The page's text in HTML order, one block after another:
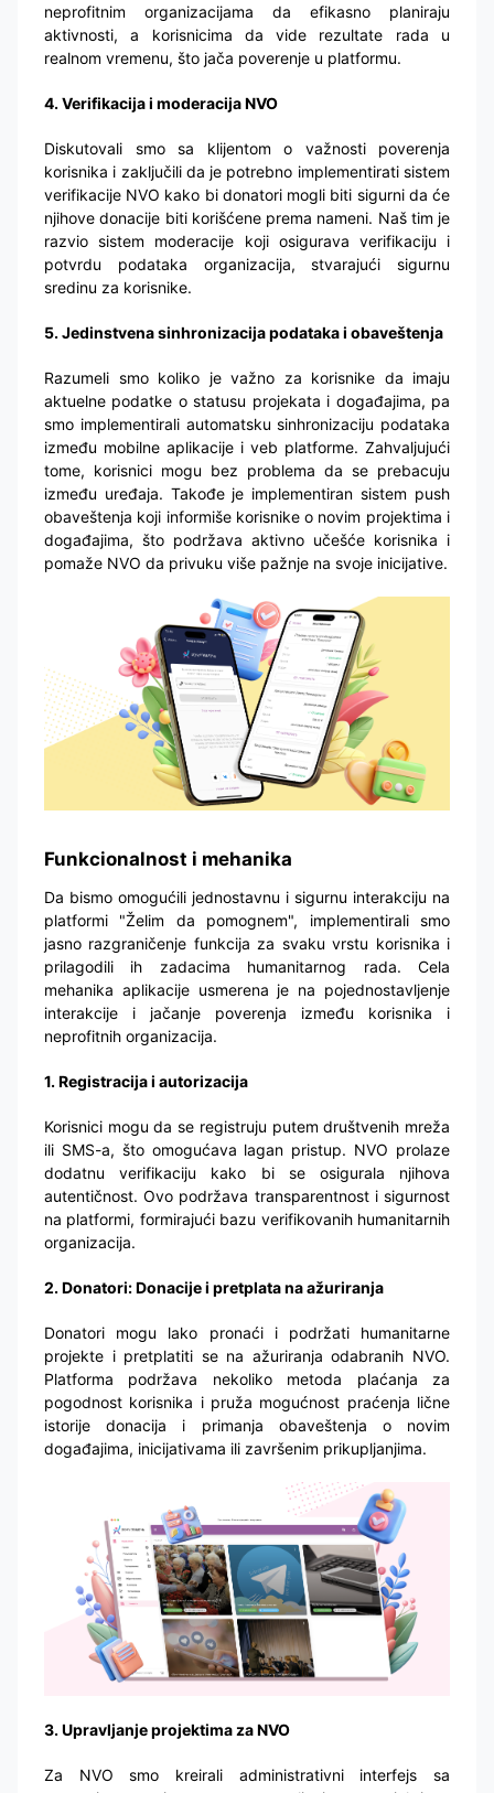
neprofitnim organizacijama da efikasno planiraju
aktivnosti, a korisnicima da vide rezultate rada u
realnom vremenu, što jača poverenje u platformu.
4. Verifikacija i moderacija NVO
Diskutovali smo sa klijentom o važnosti poverenja
korisnika i zaključili da je potrebno implementirati sistem
verifikacije NVO kako bi donatori mogli biti sigurni da će
njihove donacije biti korišćene prema nameni. Naš tim je
razvio sistem moderacije koji osigurava verifikaciju i
potvrdu podataka organizacija, stvarajući sigurnu
sredinu za korisnike.
5. Jedinstvena sinhronizacija podataka i obaveštenja
Razumeli smo koliko je važno za korisnike da imaju
aktuelne podatke o statusu projekata i događajima, pa
smo implementirali automatsku sinhronizaciju podataka
između mobilne aplikacije i veb platforme. Zahvaljujući
tome, korisnici mogu bez problema da se prebacuju
između uređaja. Takođe je implementiran sistem push
obaveštenja koji informiše korisnike o novim projektima i
događajima, što podržava aktivno učešće korisnika i
pomaže NVO da privuku više pažnje na svoje inicijative.
Funkcionalnost i mehanika
Da bismo omogućili jednostavnu i sigurnu interakciju na
platformi "Želim da pomognem", implementirali smo
jasno razgraničenje funkcija za svaku vrstu korisnika i
prilagodili ih zadacima humanitarnog rada. Cela
mehanika aplikacije usmerena je na pojednostavljenje
interakcije i jačanje poverenja između korisnika i
neprofitnih organizacija.
1. Registracija i autorizacija
Korisnici mogu da se registruju putem društvenih mreža
ili SMS-a, što omogućava lagan pristup. NVO prolaze
dodatnu verifikaciju kako bi se osigurala njihova
autentičnost. Ovo podržava transparentnost i sigurnost
na platformi, formirajući bazu verifikovanih humanitarnih
organizacija.
2. Donatori: Donacije i pretplata na ažuriranja
Donatori mogu lako pronaći i podržati humanitarne
projekte i pretplatiti se na ažuriranja odabranih NVO.
Platforma podržava nekoliko metoda plaćanja za
pogodnost korisnika i pruža mogućnost praćenja lične
istorije donacija i primanja obaveštenja o novim
događajima, inicijativama ili završenim prikupljanjima.
3. Upravljanje projektima za NVO
Za NVO smo kreirali administrativni interfejs sa